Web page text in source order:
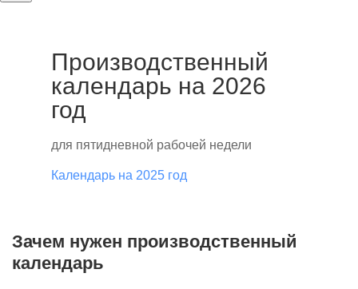
Производственный
календарь на 2026
год
для пятидневной рабочей недели
Календарь на 2025 год
Зачем нужен производственный
календарь